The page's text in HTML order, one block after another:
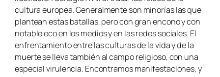
cultura europea. Generalmente son minorías las que
plantean estas batallas, pero con gran encono y con
notable eco en los medios y en las redes sociales. El
enfrentamiento entre las culturas de la vida y de la
muerte se lleva también al campo religioso, con una
especial virulencia. Encontramos manifestaciones, y